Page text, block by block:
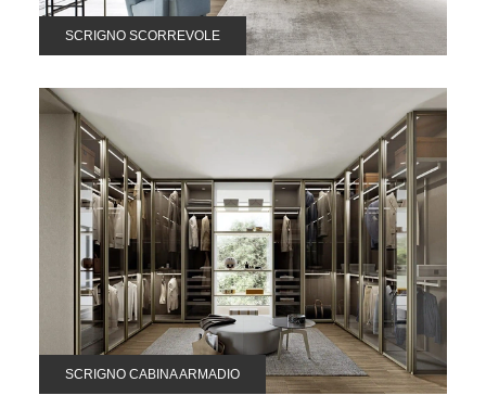
SCRIGNO SCORREVOLE
SCRIGNO CABINA ARMADIO